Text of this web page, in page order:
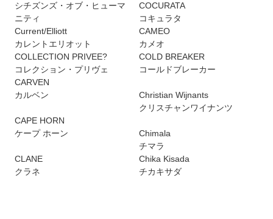
シチズンズ・オブ・ヒューマ
ニティ
COCURATA
コキュラタ
Current/Elliott
カレントエリオット
CAMEO
カメオ
COLLECTION PRIVEE?
コレクション・プリヴェ
COLD BREAKER
コールドブレーカー
CARVEN
カルベン
Christian Wijnants
クリスチャンワイナンツ
CAPE HORN
ケープ ホーン
Chimala
チマラ
CLANE
クラネ
Chika Kisada
チカキサダ